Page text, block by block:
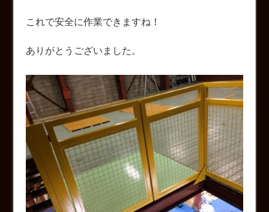
これで安全に作業できますね！
ありがとうございました。